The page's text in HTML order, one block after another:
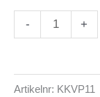
- +
Artikelnr: KKVP11